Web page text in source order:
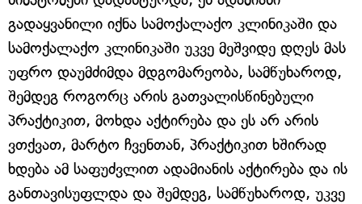
გადაყვანილი იქნა სამოქალაქო კლინიკაში და
სამოქალაქო კლინიკაში უკვე მეშვიდე დღეს მას
უფრო დაუმძიმდა მდგომარეობა, სამწუხაროდ,
შემდეგ როგორც არის გათვალისწინებული
პრაქტიკით, მოხდა აქტირება და ეს არ არის
ვთქვათ, მარტო ჩვენთან, პრაქტიკით ხშირად
ხდება ამ საფუძვლით ადამიანის აქტირება და ის
განთავისუფლდა და შემდეგ, სამწუხაროდ, უკვე